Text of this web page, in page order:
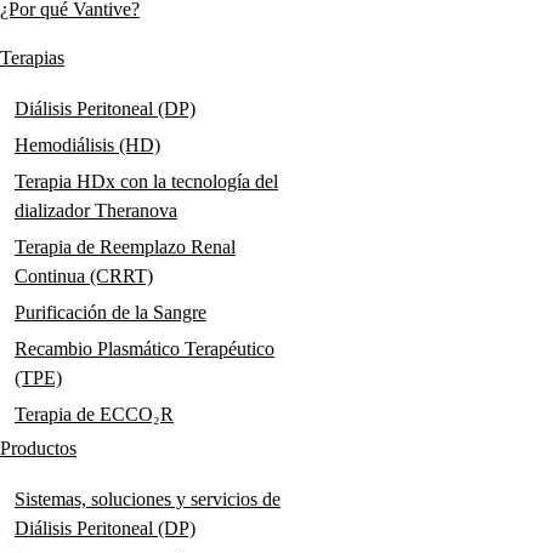
Main
navigation
¿Por qué Vantive?
Terapias
Diálisis Peritoneal (DP)
Hemodiálisis (HD)
Terapia HDx con la tecnología del
dializador Theranova
Terapia de Reemplazo Renal
Continua (CRRT)
Purificación de la Sangre
Recambio Plasmático Terapéutico
(TPE)
Terapia de ECCO₂R
Productos
Sistemas, soluciones y servicios de
Diálisis Peritoneal (DP)